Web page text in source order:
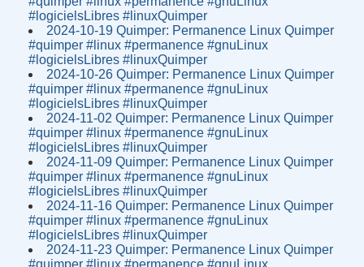
#logicielsLibres #linuxQuimper
2024-10-19 Quimper: Permanence Linux Quimper
#quimper #linux #permanence #gnuLinux
#logicielsLibres #linuxQuimper
2024-10-26 Quimper: Permanence Linux Quimper
#quimper #linux #permanence #gnuLinux
#logicielsLibres #linuxQuimper
2024-11-02 Quimper: Permanence Linux Quimper
#quimper #linux #permanence #gnuLinux
#logicielsLibres #linuxQuimper
2024-11-09 Quimper: Permanence Linux Quimper
#quimper #linux #permanence #gnuLinux
#logicielsLibres #linuxQuimper
2024-11-16 Quimper: Permanence Linux Quimper
#quimper #linux #permanence #gnuLinux
#logicielsLibres #linuxQuimper
2024-11-23 Quimper: Permanence Linux Quimper
#quimper #linux #permanence #gnuLinux